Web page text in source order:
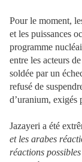
Pour le moment,
et les puissances
programme
entre les acteurs
soldée par un
refusé de
d’uranium, exigés
Jazayeri a été
et les arabes
réactions